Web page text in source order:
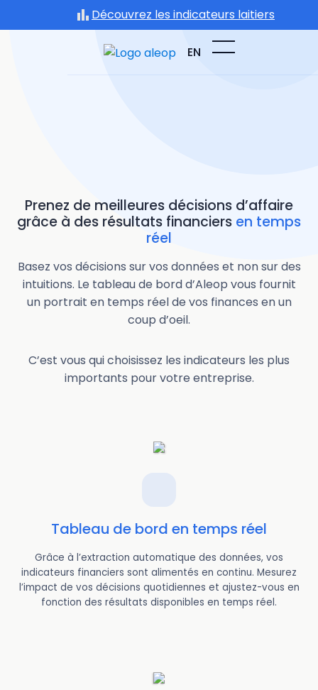
au
Découvrez les indicateurs laitiers
EN
Prenez de meilleures décisions d’affaire
grâce à des résultats financiers en temps
réel
Basez vos décisions sur vos données et non sur des
intuitions. Le tableau de bord d’Aleop vous fournit
un portrait en temps réel de vos finances en un
coup d’oeil.
C’est vous qui choisissez les indicateurs les plus
importants pour votre entreprise.
Tableau de bord en temps réel
Grâce à l’extraction automatique des données, vos
indicateurs financiers sont alimentés en continu. Mesurez
l’impact de vos décisions quotidiennes et ajustez-vous en
fonction des résultats disponibles en temps réel.